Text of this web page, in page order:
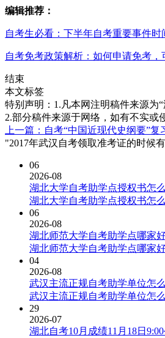
编辑推荐 ：
自考生必看：下半年自考重要事件时
自考免考政策解析：如何申请免考，
结束
本文标签
特别声明：1.凡本网注明稿件来源为
2.部分稿件来源于网络，如有不实或
上一篇：自考“中国近现代史纲要”复
"2017年武汉自考领取准考证的时候
06
2026-08
湖北大学自考助学点授权书怎
湖北大学自考助学点授权书怎
06
2026-08
湖北师范大学自考助学点哪家
湖北师范大学自考助学点哪家
04
2026-08
武汉主流正规自考助学单位怎
武汉主流正规自考助学单位怎
29
2026-07
湖北自考10月成绩11月18日